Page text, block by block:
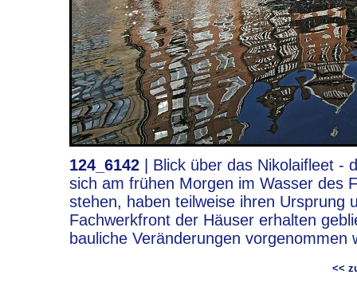
124_6142
Blick über das Nikolaifleet -
sich am frühen Morgen im Wasser des
stehen, haben teilweise ihren Ursprung
Fachwerkfront der Häuser erhalten
bauliche Veränderungen vorgenommen
<<